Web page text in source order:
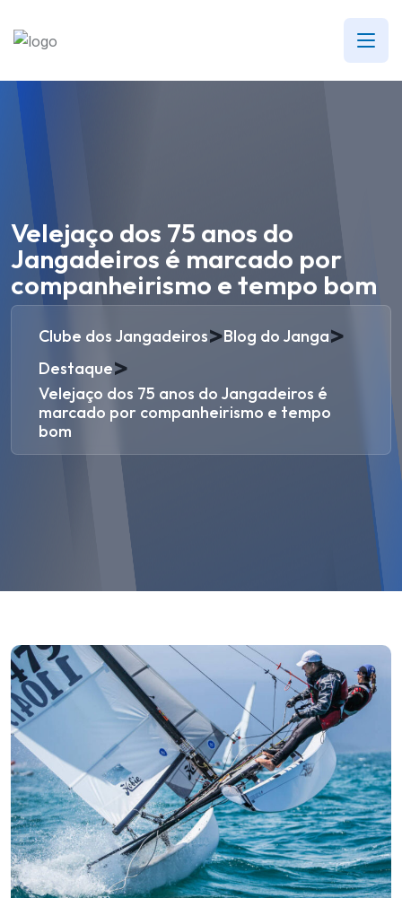
Velejaço dos 75 anos do
Jangadeiros é marcado por
companheirismo e tempo bom
Clube dos Jangadeiros>Blog do Janga>
Destaque>
Velejaço dos 75 anos do Jangadeiros é
marcado por companheirismo e tempo
bom